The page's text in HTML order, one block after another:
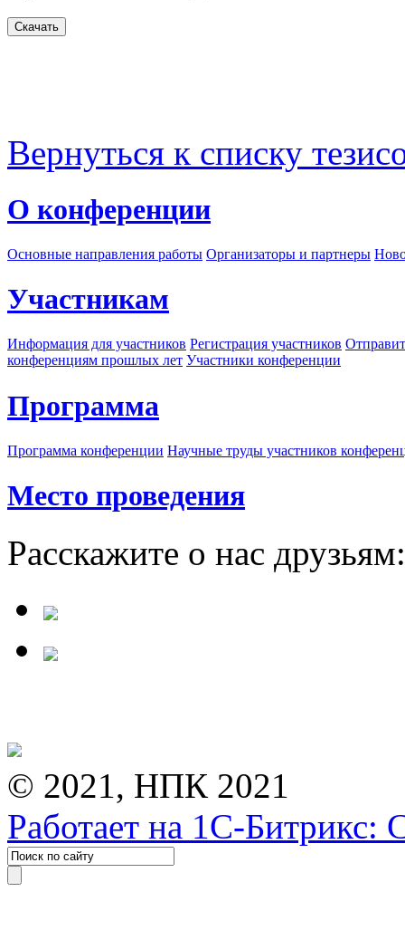
Вернуться к списку
О конференции
Основные направления работы Организаторы и партнеры
Участникам
Информация для участников Регистрация участников
конференциям прошлых лет Участники конференции
Программа
Программа конференции Научные труды участников
Место проведения
Расскажите о нас друзьям:
© 2021, НПК 2021
Работает на 1С-Битрикс: